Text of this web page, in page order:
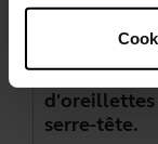
Comment
d'oreillettes
serre-tête.